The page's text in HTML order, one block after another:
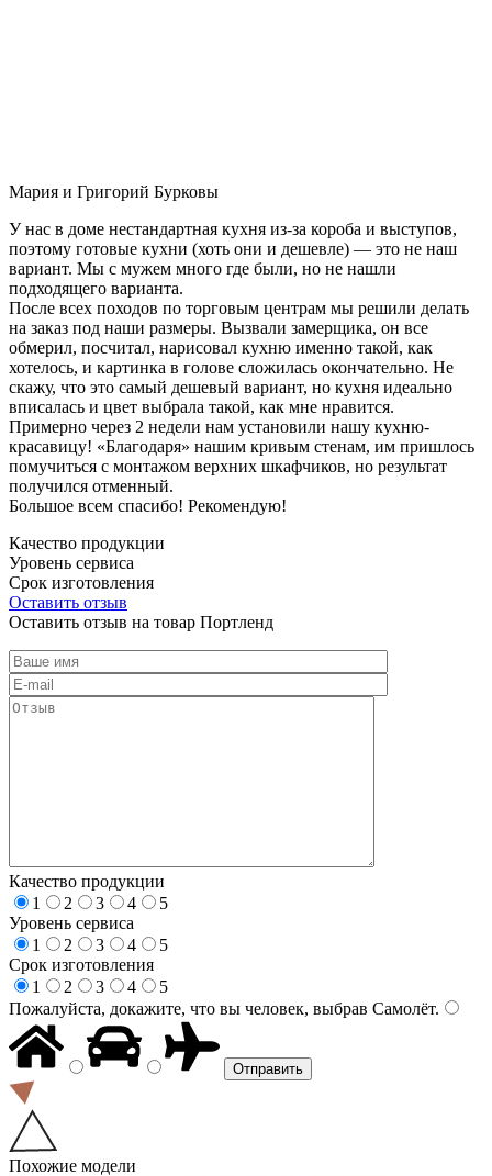
Мария и Григорий Бурковы
У нас в доме нестандартная кухня из-за короба и выступов,
поэтому готовые кухни (хоть они и дешевле) — это не наш
вариант. Мы с мужем много где были, но не нашли
подходящего варианта.
После всех походов по торговым центрам мы решили делать
на заказ под наши размеры. Вызвали замерщика, он все
обмерил, посчитал, нарисовал кухню именно такой, как
хотелось, и картинка в голове сложилась окончательно. Не
скажу, что это самый дешевый вариант, но кухня идеально
вписалась и цвет выбрала такой, как мне нравится.
Примерно через 2 недели нам установили нашу кухню-
красавицу! «Благодаря» нашим кривым стенам, им пришлось
помучиться с монтажом верхних шкафчиков, но результат
получился отменный.
Большое всем спасибо! Рекомендую!
Качество продукции
Уровень сервиса
Срок изготовления
Оставить отзыв
Оставить отзыв на товар Портленд
Качество продукции
1
2 3 4
5
Уровень сервиса
1
2 3 4
5
Срок изготовления
1
2 3 4
5
Пожалуйста, докажите, что вы человек, выбрав Самолёт.
Похожие модели